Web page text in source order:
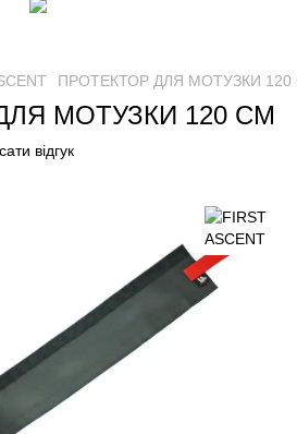
ПРОТЕКТОР ДЛЯ МОТУЗКИ
МОТУЗКИ 120 СМ
відгук